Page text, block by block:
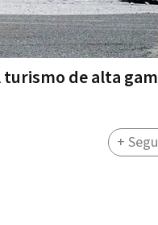
de alta
+